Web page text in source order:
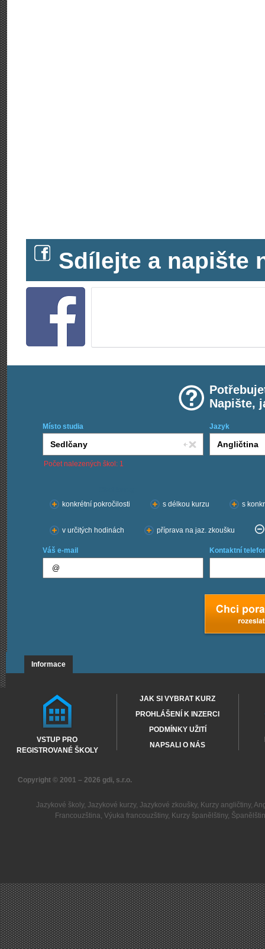
Sdílejte a napište
Napište,
Místo studia Jazyk
Počet nalezených škol: 1
konkrétní pokročilosti
s délkou kurzu s
v určitých hodinách příprava na jaz. zkoušku
Váš e-mail Kontaktní
Informace
VSTUP PRO
REGISTROVANÉ ŠKOLY
JAK SI VYBRAT KURZ
PROHLÁŠENÍ K INZERCI
PODMÍNKY UŽITÍ
NAPSALI O NÁS
Copyright © 2001 – 2026 gdi, s.r.o.
Jazykové školy, Jazykové kurzy, Jazykové zkoušky, Kurzy angličtiny,
Francouzština,Výuka francouzštiny, Kurzy španělštiny,